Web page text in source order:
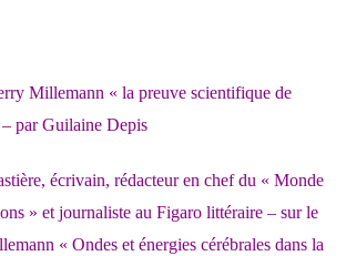
Millemann « la preuve scientifique de
par Guilaine Depis
écrivain, rédacteur en chef du « Monde
» et journaliste au Figaro littéraire – sur le
« Ondes et énergies cérébrales dans la